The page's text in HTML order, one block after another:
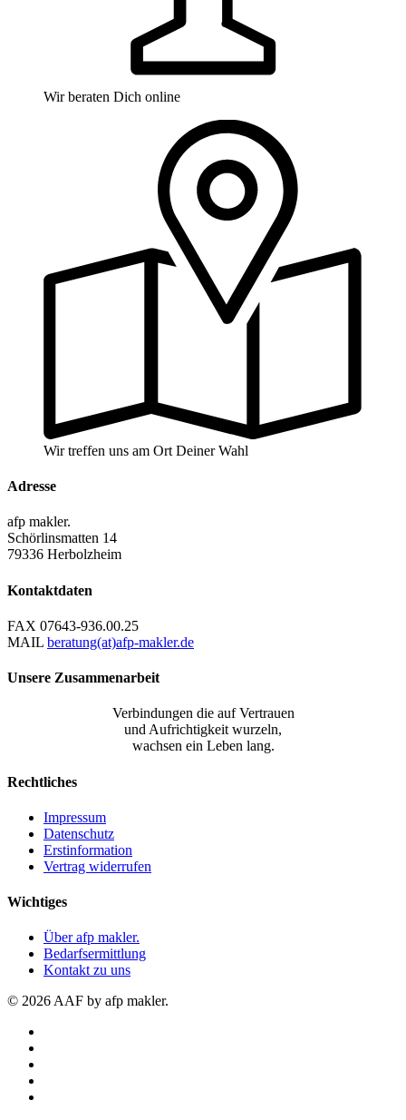
Wir beraten Dich online
Wir treffen uns am Ort Deiner Wahl
Adresse
afp makler.
Schörlinsmatten 14
79336 Herbolzheim
Kontaktdaten
FAX 07643-936.00.25
MAIL beratung(at)afp-makler.de
Unsere Zusammenarbeit
Verbindungen die auf Vertrauen
und Aufrichtigkeit wurzeln,
wachsen ein Leben lang.
Rechtliches
Impressum
Datenschutz
Erstinformation
Vertrag widerrufen
Wichtiges
Über afp makler.
Bedarfsermittlung
Kontakt zu uns
© 2026 AAF by afp makler.